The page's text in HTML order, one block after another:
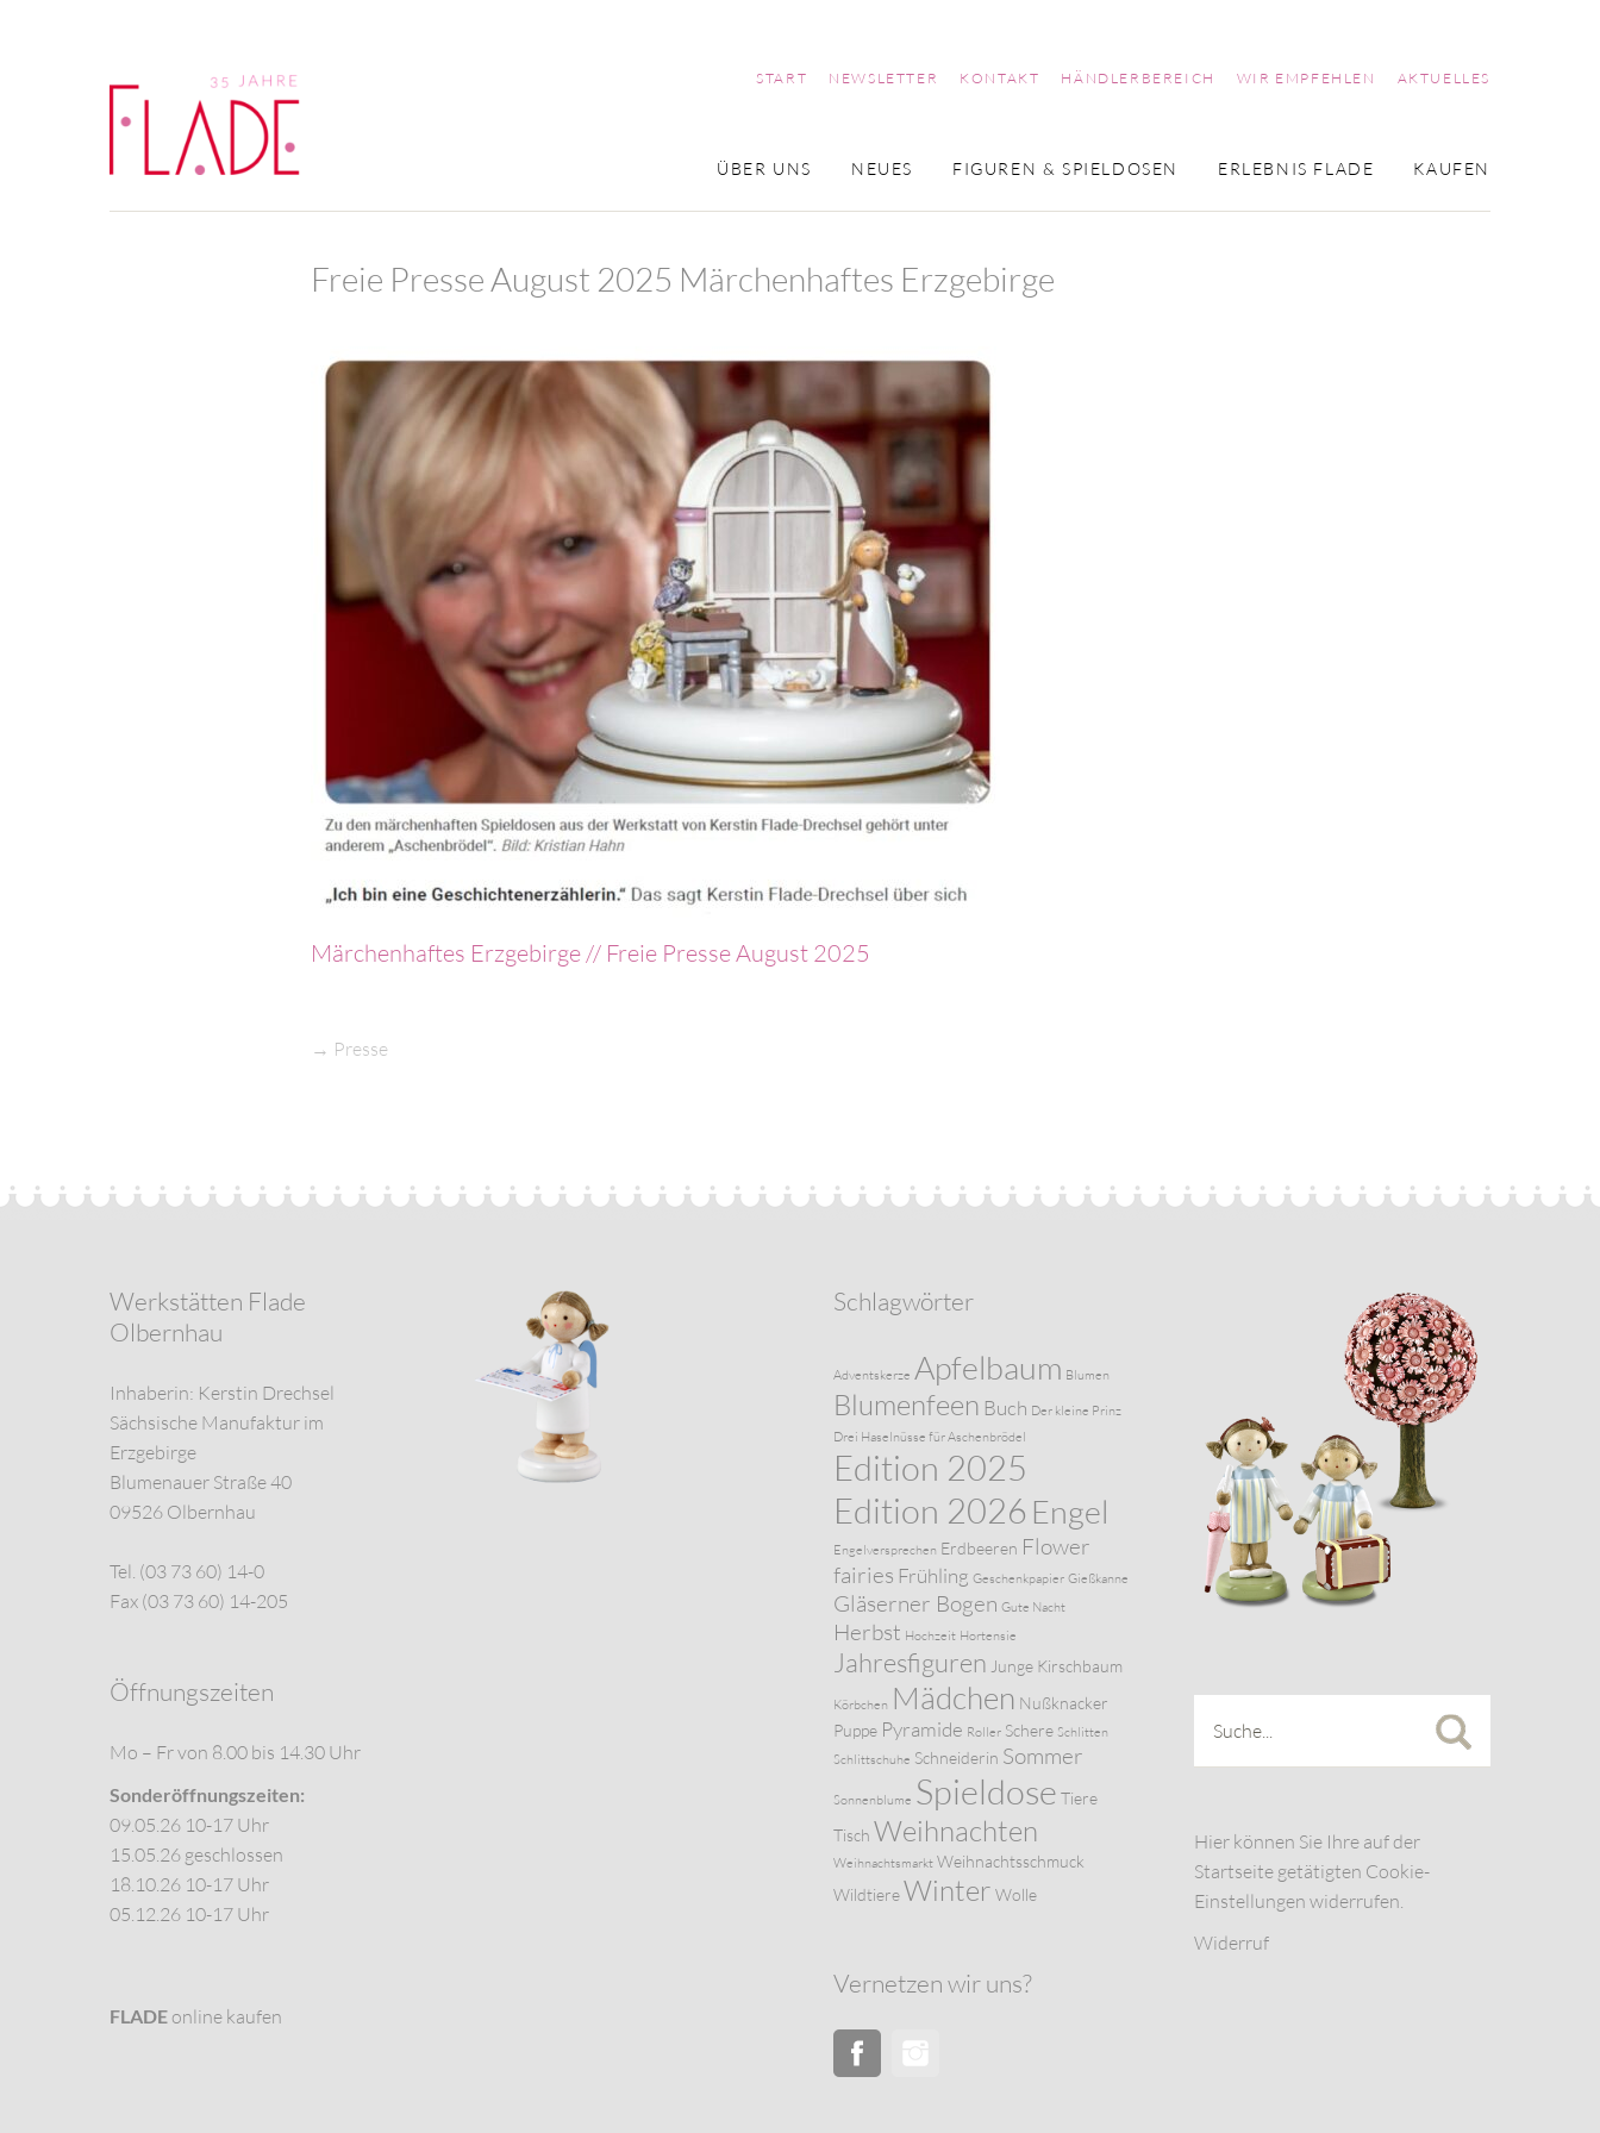
ÜBER UNS NEUES FIGUREN & SPIELDOSEN ERLEBNIS FLADE KAUFEN
START NEWSLETTER KONTAKT HÄNDLERBEREICH WIR EMPFEHLEN AKTUELLES
Freie Presse August 2025 Märchenhaftes Erzgebirge
Märchenhaftes Erzgebirge // Freie Presse August 2025
→ Presse
Werkstätten Flade
Olbernhau
Inhaberin: Kerstin Drechsel
Sächsische Manufaktur im
Erzgebirge
Blumenauer Straße 40
09526 Olbernhau
Tel. (03 73 60) 14-0
Fax (03 73 60) 14-205
Öffnungszeiten
Mo – Fr von 8.00 bis 14.30 Uhr
Sonderöffnungszeiten:
09.05.26 10-17 Uhr
15.05.26 geschlossen
18.10.26 10-17 Uhr
05.12.26 10-17 Uhr
FLADE online kaufen
Schlagwörter
Adventskerze Apfelbaum Blumen
Blumenfeen Buch Der kleine Prinz
Drei Haselnüsse für Aschenbrödel
Edition 2025
Edition 2026 Engel
Engelversprechen Erdbeeren Flower
fairies Frühling Geschenkpapier Gießkanne
Gläserner Bogen Gute Nacht
Herbst Hochzeit Hortensie
Jahresfiguren Junge Kirschbaum
Körbchen Mädchen Nußknacker
Puppe Pyramide Roller Schere Schlitten
Schlittschuhe Schneiderin Sommer
Sonnenblume Spieldose Tiere
Tisch Weihnachten
Weihnachtsmarkt Weihnachtsschmuck
Wildtiere Winter Wolle
Vernetzen wir uns?
Hier können Sie Ihre auf der
Startseite getätigten Cookie-
Einstellungen widerrufen.
Widerruf